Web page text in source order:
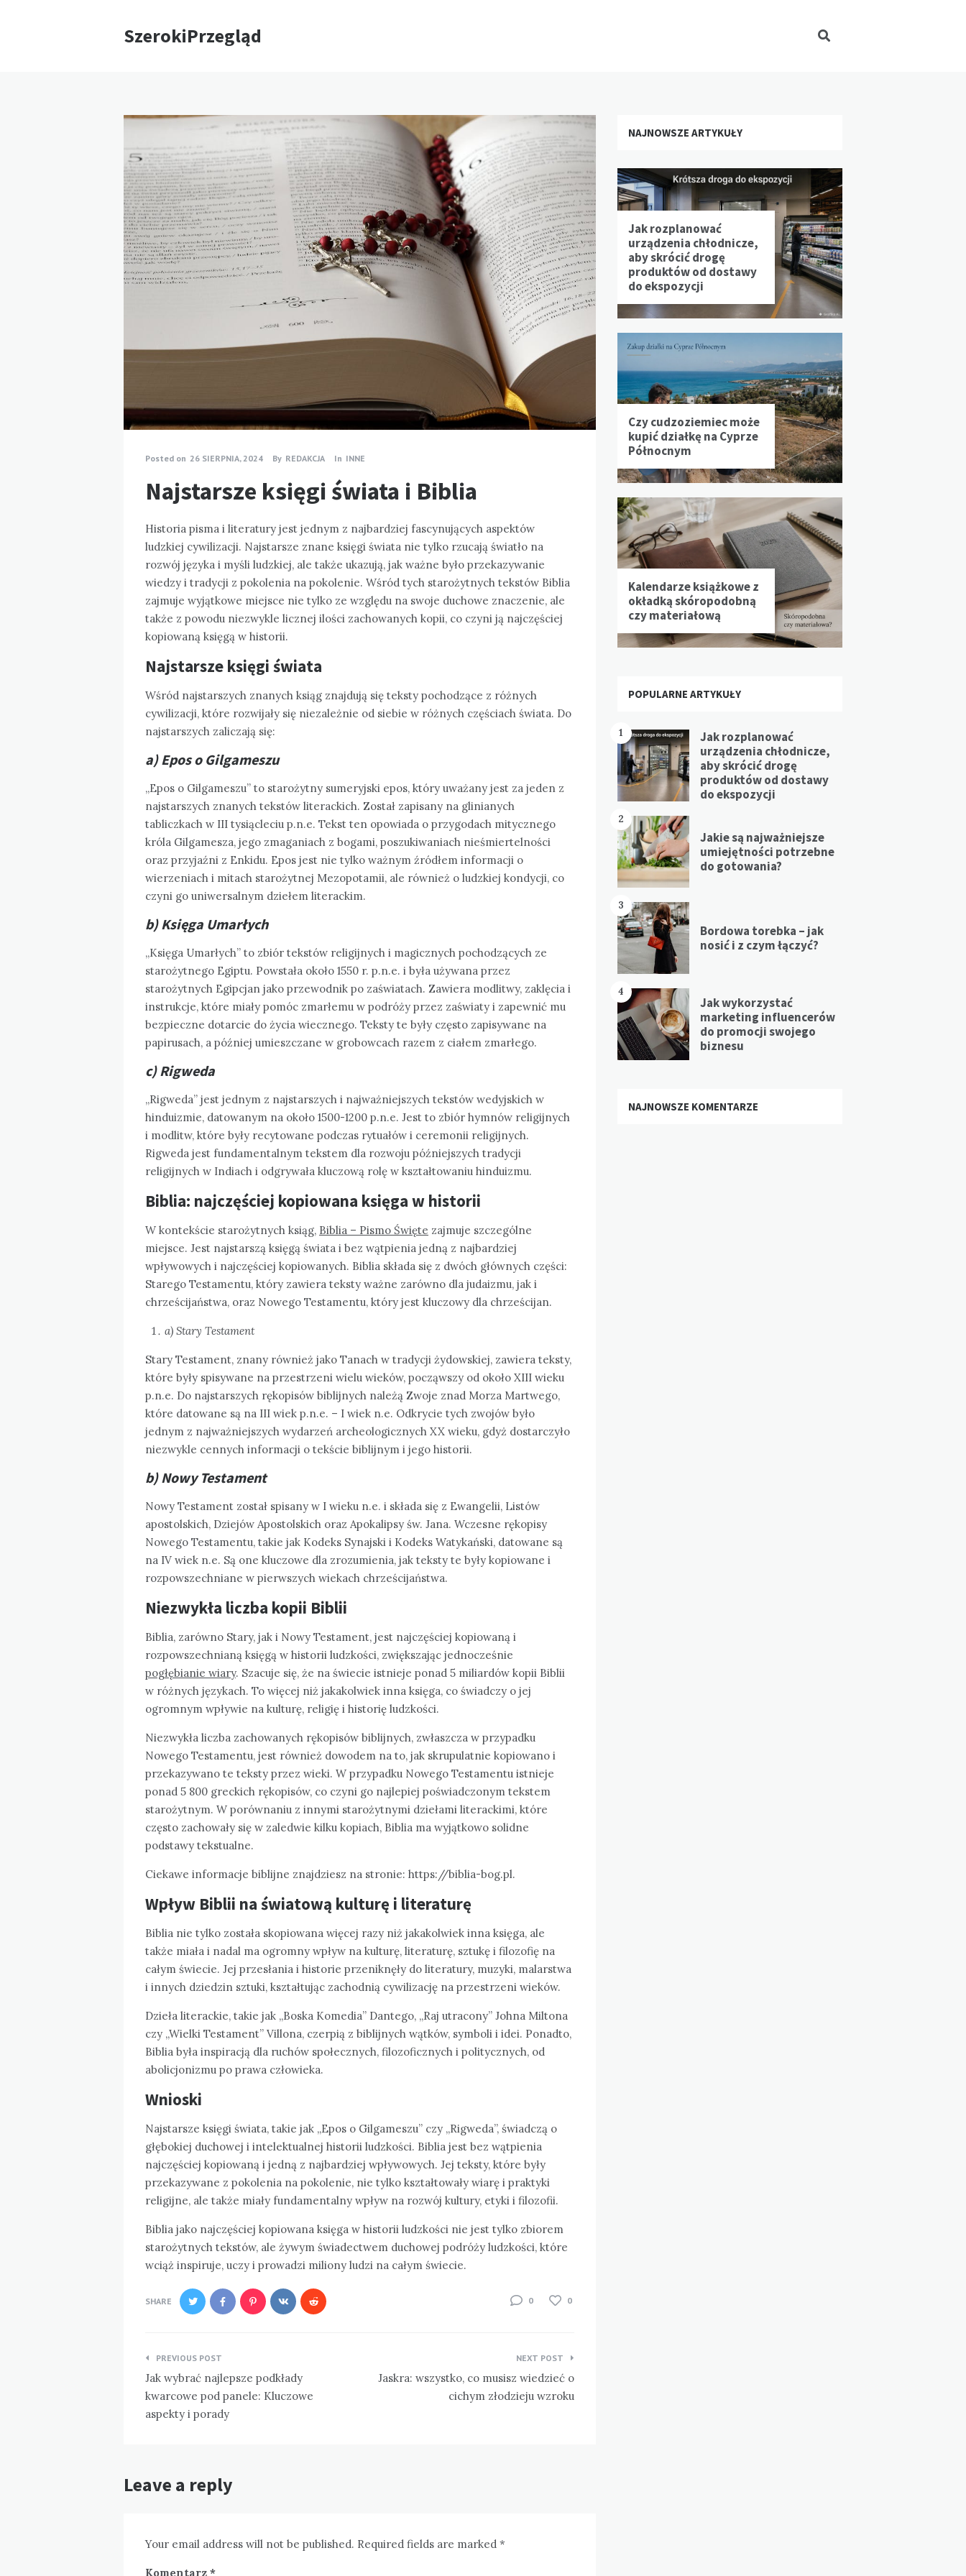
SzerokiPrzegląd
Posted on 26 SIERPNIA, 2024 By REDAKCJA In INNE
Najstarsze księgi świata i Biblia
Historia pisma i literatury jest jednym z najbardziej fascynujących aspektów
ludzkiej cywilizacji. Najstarsze znane księgi świata nie tylko rzucają światło na
rozwój języka i myśli ludzkiej, ale także ukazują, jak ważne było przekazywanie
wiedzy i tradycji z pokolenia na pokolenie. Wśród tych starożytnych tekstów Biblia
zajmuje wyjątkowe miejsce nie tylko ze względu na swoje duchowe znaczenie, ale
także z powodu niezwykle licznej ilości zachowanych kopii, co czyni ją najczęściej
kopiowaną księgą w historii.
Najstarsze księgi świata
Wśród najstarszych znanych ksiąg znajdują się teksty pochodzące z różnych
cywilizacji, które rozwijały się niezależnie od siebie w różnych częściach świata. Do
najstarszych zaliczają się:
a) Epos o Gilgameszu
„Epos o Gilgameszu” to starożytny sumeryjski epos, który uważany jest za jeden z
najstarszych znanych tekstów literackich. Został zapisany na glinianych
tabliczkach w III tysiącleciu p.n.e. Tekst ten opowiada o przygodach mitycznego
króla Gilgamesza, jego zmaganiach z bogami, poszukiwaniach nieśmiertelności
oraz przyjaźni z Enkidu. Epos jest nie tylko ważnym źródłem informacji o
wierzeniach i mitach starożytnej Mezopotamii, ale również o ludzkiej kondycji, co
czyni go uniwersalnym dziełem literackim.
b) Księga Umarłych
„Księga Umarłych” to zbiór tekstów religijnych i magicznych pochodzących ze
starożytnego Egiptu. Powstała około 1550 r. p.n.e. i była używana przez
starożytnych Egipcjan jako przewodnik po zaświatach. Zawiera modlitwy, zaklęcia i
instrukcje, które miały pomóc zmarłemu w podróży przez zaświaty i zapewnić mu
bezpieczne dotarcie do życia wiecznego. Teksty te były często zapisywane na
papirusach, a później umieszczane w grobowcach razem z ciałem zmarłego.
c) Rigweda
„Rigweda” jest jednym z najstarszych i najważniejszych tekstów wedyjskich w
hinduizmie, datowanym na około 1500-1200 p.n.e. Jest to zbiór hymnów religijnych
i modlitw, które były recytowane podczas rytuałów i ceremonii religijnych.
Rigweda jest fundamentalnym tekstem dla rozwoju późniejszych tradycji
religijnych w Indiach i odgrywała kluczową rolę w kształtowaniu hinduizmu.
Biblia: najczęściej kopiowana księga w historii
W kontekście starożytnych ksiąg, Biblia – Pismo Święte zajmuje szczególne
miejsce. Jest najstarszą księgą świata i bez wątpienia jedną z najbardziej
wpływowych i najczęściej kopiowanych. Biblia składa się z dwóch głównych części:
Starego Testamentu, który zawiera teksty ważne zarówno dla judaizmu, jak i
chrześcijaństwa, oraz Nowego Testamentu, który jest kluczowy dla chrześcijan.
a) Stary Testament
Stary Testament, znany również jako Tanach w tradycji żydowskiej, zawiera teksty,
które były spisywane na przestrzeni wielu wieków, począwszy od około XIII wieku
p.n.e. Do najstarszych rękopisów biblijnych należą Zwoje znad Morza Martwego,
które datowane są na III wiek p.n.e. – I wiek n.e. Odkrycie tych zwojów było
jednym z najważniejszych wydarzeń archeologicznych XX wieku, gdyż dostarczyło
niezwykle cennych informacji o tekście biblijnym i jego historii.
b) Nowy Testament
Nowy Testament został spisany w I wieku n.e. i składa się z Ewangelii, Listów
apostolskich, Dziejów Apostolskich oraz Apokalipsy św. Jana. Wczesne rękopisy
Nowego Testamentu, takie jak Kodeks Synajski i Kodeks Watykański, datowane są
na IV wiek n.e. Są one kluczowe dla zrozumienia, jak teksty te były kopiowane i
rozpowszechniane w pierwszych wiekach chrześcijaństwa.
Niezwykła liczba kopii Biblii
Biblia, zarówno Stary, jak i Nowy Testament, jest najczęściej kopiowaną i
rozpowszechnianą księgą w historii ludzkości, zwiększając jednocześnie
pogłębianie wiary. Szacuje się, że na świecie istnieje ponad 5 miliardów kopii Biblii
w różnych językach. To więcej niż jakakolwiek inna księga, co świadczy o jej
ogromnym wpływie na kulturę, religię i historię ludzkości.
Niezwykła liczba zachowanych rękopisów biblijnych, zwłaszcza w przypadku
Nowego Testamentu, jest również dowodem na to, jak skrupulatnie kopiowano i
przekazywano te teksty przez wieki. W przypadku Nowego Testamentu istnieje
ponad 5 800 greckich rękopisów, co czyni go najlepiej poświadczonym tekstem
starożytnym. W porównaniu z innymi starożytnymi dziełami literackimi, które
często zachowały się w zaledwie kilku kopiach, Biblia ma wyjątkowo solidne
podstawy tekstualne.
Ciekawe informacje biblijne znajdziesz na stronie: https://biblia-bog.pl.
Wpływ Biblii na światową kulturę i literaturę
Biblia nie tylko została skopiowana więcej razy niż jakakolwiek inna księga, ale
także miała i nadal ma ogromny wpływ na kulturę, literaturę, sztukę i filozofię na
całym świecie. Jej przesłania i historie przeniknęły do literatury, muzyki, malarstwa
i innych dziedzin sztuki, kształtując zachodnią cywilizację na przestrzeni wieków.
Dzieła literackie, takie jak „Boska Komedia” Dantego, „Raj utracony” Johna Miltona
czy „Wielki Testament” Villona, czerpią z biblijnych wątków, symboli i idei. Ponadto,
Biblia była inspiracją dla ruchów społecznych, filozoficznych i politycznych, od
abolicjonizmu po prawa człowieka.
Wnioski
Najstarsze księgi świata, takie jak „Epos o Gilgameszu” czy „Rigweda”, świadczą o
głębokiej duchowej i intelektualnej historii ludzkości. Biblia jest bez wątpienia
najczęściej kopiowaną i jedną z najbardziej wpływowych. Jej teksty, które były
przekazywane z pokolenia na pokolenie, nie tylko kształtowały wiarę i praktyki
religijne, ale także miały fundamentalny wpływ na rozwój kultury, etyki i filozofii.
Biblia jako najczęściej kopiowana księga w historii ludzkości nie jest tylko zbiorem
starożytnych tekstów, ale żywym świadectwem duchowej podróży ludzkości, które
wciąż inspiruje, uczy i prowadzi miliony ludzi na całym świecie.
SHARE 0 0
Nawigacja
wpisu
PREVIOUS POST
Jak wybrać najlepsze podkłady
kwarcowe pod panele: Kluczowe
aspekty i porady
NEXT POST
Jaskra: wszystko, co musisz wiedzieć o
cichym złodzieju wzroku
Leave a reply
Your email address will not be published. Required fields are marked *
Komentarz *
NAJNOWSZE ARTYKUŁY
Jak rozplanować
urządzenia chłodnicze,
aby skrócić drogę
produktów od dostawy
do ekspozycji
Czy cudzoziemiec może
kupić działkę na Cyprze
Północnym
Kalendarze książkowe z
okładką skóropodobną
czy materiałową
POPULARNE ARTYKUŁY
1
Jak rozplanować
urządzenia chłodnicze,
aby skrócić drogę
produktów od dostawy
do ekspozycji
2
Jakie są najważniejsze
umiejętności potrzebne
do gotowania?
3
Bordowa torebka – jak
nosić i z czym łączyć?
4
Jak wykorzystać
marketing influencerów
do promocji swojego
biznesu
NAJNOWSZE KOMENTARZE